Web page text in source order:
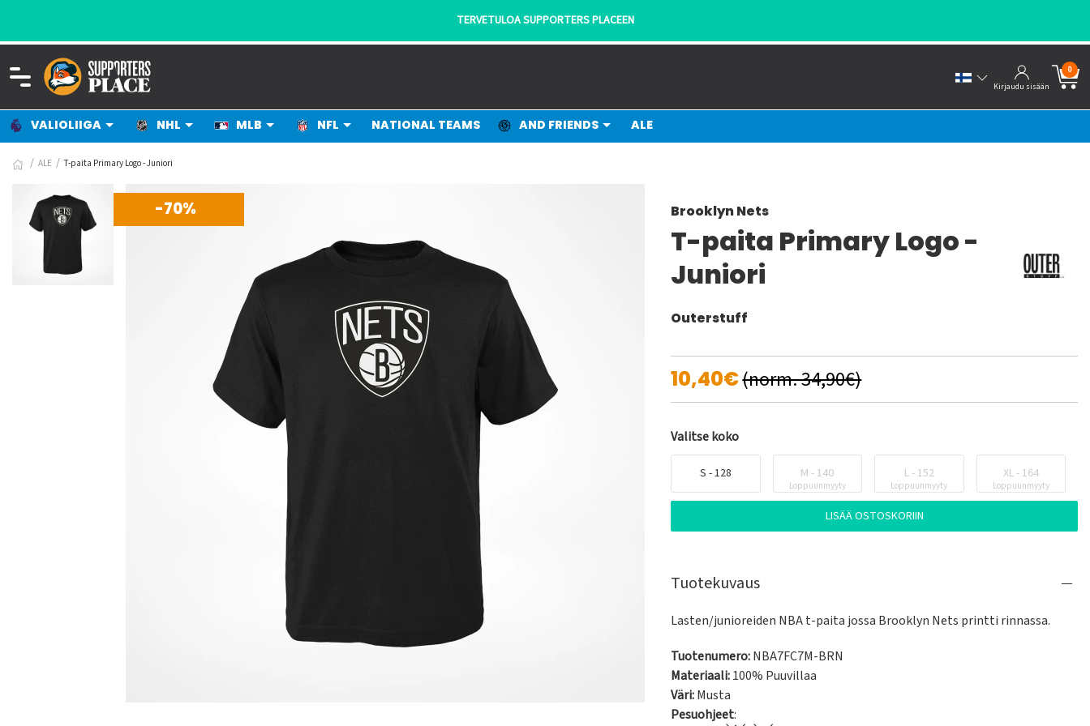
TERVETULOA SUPPORTERS PLACEEN
Kirjaudu sisään
0
VALIOLIIGA NHL MLB NFL NATIONAL TEAMS AND FRIENDS ALE
ALE T-paita Primary Logo - Juniori
-70% Brooklyn Nets
T-paita Primary Logo -
Juniori
Outerstuff
10,40€(norm. 34,90€)
Valitse koko
S - 128 M - 140
Loppuunmyyty
L - 152
Loppuunmyyty
XL - 164
Loppuunmyyty
LISÄÄ OSTOSKORIIN
Tuotekuvaus
Lasten/junioreiden NBA t-paita jossa Brooklyn Nets printti rinnassa.
Tuotenumero:NBA7FC7M-BRN
Materiaali:100% Puuvillaa
Väri:Musta
Pesuohjeet: